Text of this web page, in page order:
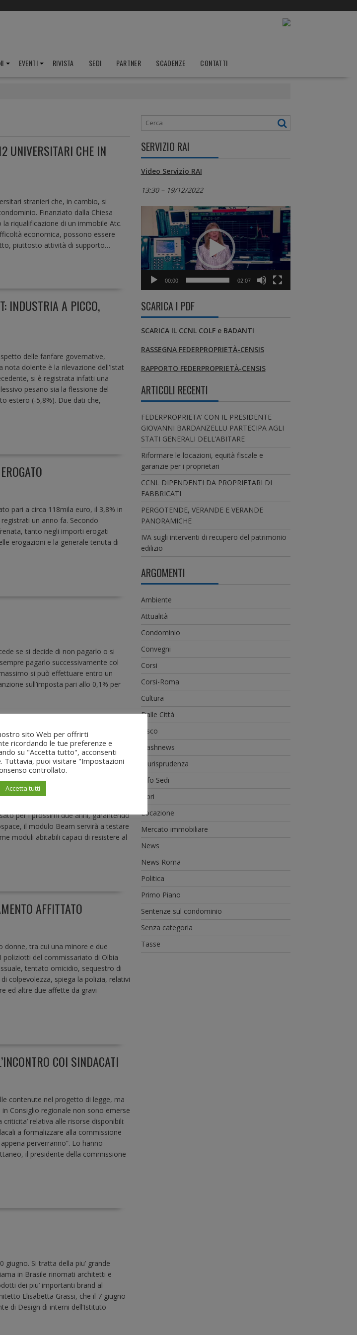
EVENTI RIVISTA SEDI PARTNER SCADENZE CONTATTI
UNIVERSITARI CHE IN
stranieri che, in cambio, si
Finanziato dalla Chiesa
riqualificazione di un immobile Atc.
economica, possono essere
piuttosto attività di supporto…
INDUSTRIA A PICCO,
delle fanfare governative,
nota dolente è la rilevazione dell’Istat
si è registrata infatti una
pesano sia la flessione del
estero (-5,8%). Due dati che,
pari a circa 118mila euro, il 3,8% in
un anno fa. Secondo
tanto negli importi erogati
erogazioni e la generale tenuta di
se si decide di non pagarlo o si
pagarlo successivamente col
si può effettuare entro un
sull’imposta pari allo 0,1% per
SPAZIALE
gonfiabile”, il modulo che si
basi lunari o marziane. Il modulo
per i prossimi due anni, garantendo
il modulo Beam servirà a testare
moduli abitabili capaci di resistere al
AFFITTATO
donne, tra cui una minore e due
poliziotti del commissariato di Olbia
tentato omicidio, sequestro di
colpevolezza, spiega la polizia, relativi
ed altre due affette da gravi
COI SINDACATI
contenute nel progetto di legge, ma
Consiglio regionale non sono emerse
relativa alle risorse disponibili:
a formalizzare alla commissione
perverranno”. Lo hanno
il presidente della commissione
giugno. Si tratta della piu’ grande
in Brasile rinomati architetti e
dei piu’ importanti brand al
Elisabetta Grassi, che il 7 giugno
di Design di interni dell’Istituto
SERVIZIO RAI
Video Servizio RAI
13:30 – 19/12/2022
Video
Player
00:00 02:07
SCARICA I PDF
SCARICA IL CCNL COLF e BADANTI
RASSEGNA FEDERPROPRIETÀ-CENSIS
RAPPORTO FEDERPROPRIETÀ-CENSIS
ARTICOLI RECENTI
FEDERPROPRIETA’ CON IL PRESIDENTE
GIOVANNI BARDANZELLU PARTECIPA AGLI
STATI GENERALI DELL’ABITARE
Riformare le locazioni, equità fiscale e
garanzie per i proprietari
CCNL DIPENDENTI DA PROPRIETARI DI
FABBRICATI
PERGOTENDE, VERANDE E VERANDE
PANORAMICHE
IVA sugli interventi di recupero del patrimonio
edilizio
ARGOMENTI
Ambiente
Attualità
Condominio
Convegni
Corsi
Corsi-Roma
Cultura
Dalle Città
Fisco
Flashnews
Giurisprudenza
Info Sedi
Libri
Locazione
Mercato immobiliare
News
News Roma
Politica
Primo Piano
Sentenze sul condominio
Senza categoria
Tasse
sito Web per offrirti
ricordando le tue preferenze e
su "Accetta tutto", acconsenti
Tuttavia, puoi visitare "Impostazioni
controllato.
Accetta tutti